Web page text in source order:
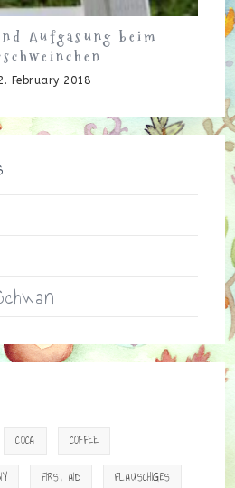
Aufgasung beim
February 2018
COCA COFFEE
FIRST AID FLAUSCHIGES